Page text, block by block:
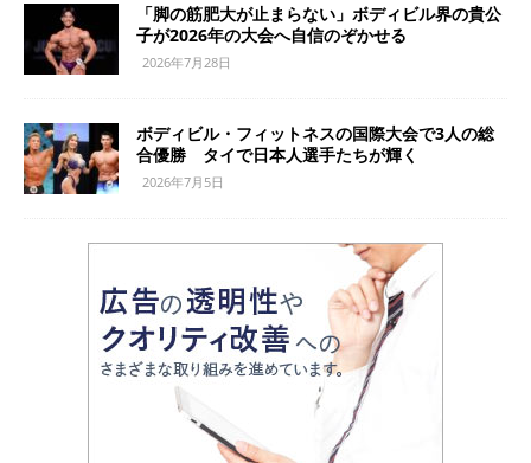
「脚の筋肥大が止まらない」ボディビル界の貴公
子が2026年の大会へ自信のぞかせる
2026年7月28日
ボディビル・フィットネスの国際大会で3人の総
合優勝 タイで日本人選手たちが輝く
2026年7月5日